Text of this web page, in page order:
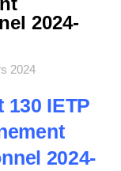
2024-
2024
IETP
2024-